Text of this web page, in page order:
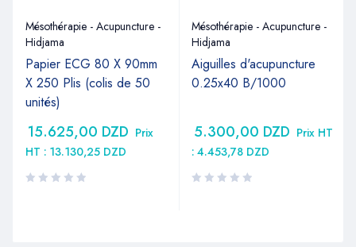
Mésothérapie - Acupuncture -
Hidjama
Papier ECG 80 X 90mm
X 250 Plis (colis de 50
unités)
15.625,00 DZD Prix
HT : 13.130,25 DZD
Mésothérapie - Acupuncture -
Hidjama
Aiguilles d'acupuncture
0.25x40 B/1000
5.300,00 DZD Prix HT
: 4.453,78 DZD